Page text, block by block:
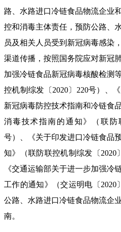
路、水路进口冷链食品物流企业
控和消毒主体责任，预防公路、
员及相关人员受到新冠病毒感染
渠道传播，按照国务院应对新冠
加强冷链食品新冠病毒核酸检测
控机制综发〔2020〕220号）、
新冠病毒防控技术指南和冷链食
消毒技术指南的通知》（联防
号）、《关于印发进口冷链食品
知》（联防联控机制综发〔2020
《交通运输部关于进一步加强冷
工作的通知》（交运明电〔2020
公路、水路进口冷链食品物流企
南。